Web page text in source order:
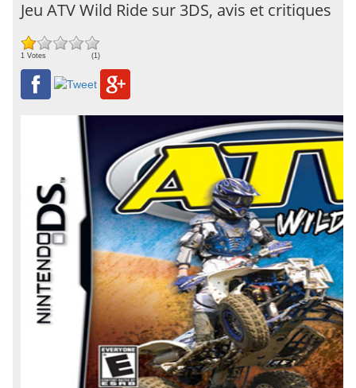
Jeu ATV Wild Ride sur 3DS, avis et critiques
1 Votes (1)